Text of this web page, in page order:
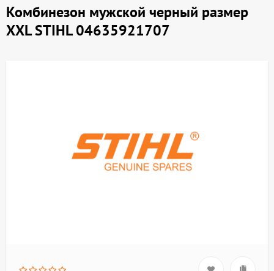
Комбинезон мужской черный размер
ХXL STIHL 04635921707